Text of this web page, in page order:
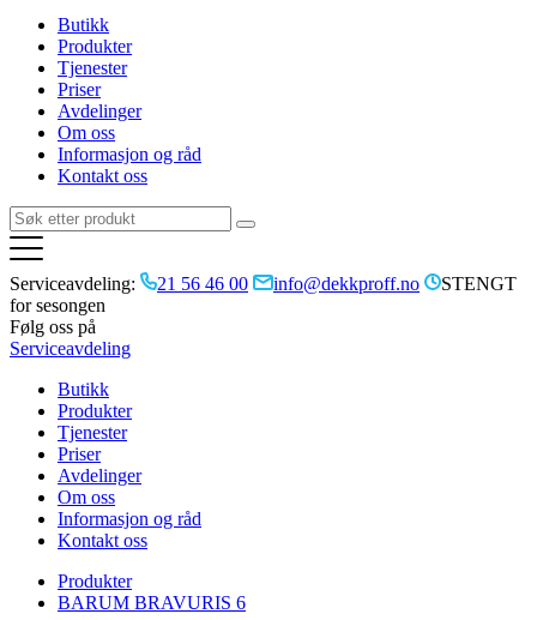
Butikk
Produkter
Tjenester
Priser
Avdelinger
Om oss
Informasjon og råd
Kontakt oss
Serviceavdeling: 21 56 46 00 info@dekkproff.no
STENGT
for sesongen
Følg oss på
Serviceavdeling
Butikk
Produkter
Tjenester
Priser
Avdelinger
Om oss
Informasjon og råd
Kontakt oss
Produkter
BARUM BRAVURIS 6